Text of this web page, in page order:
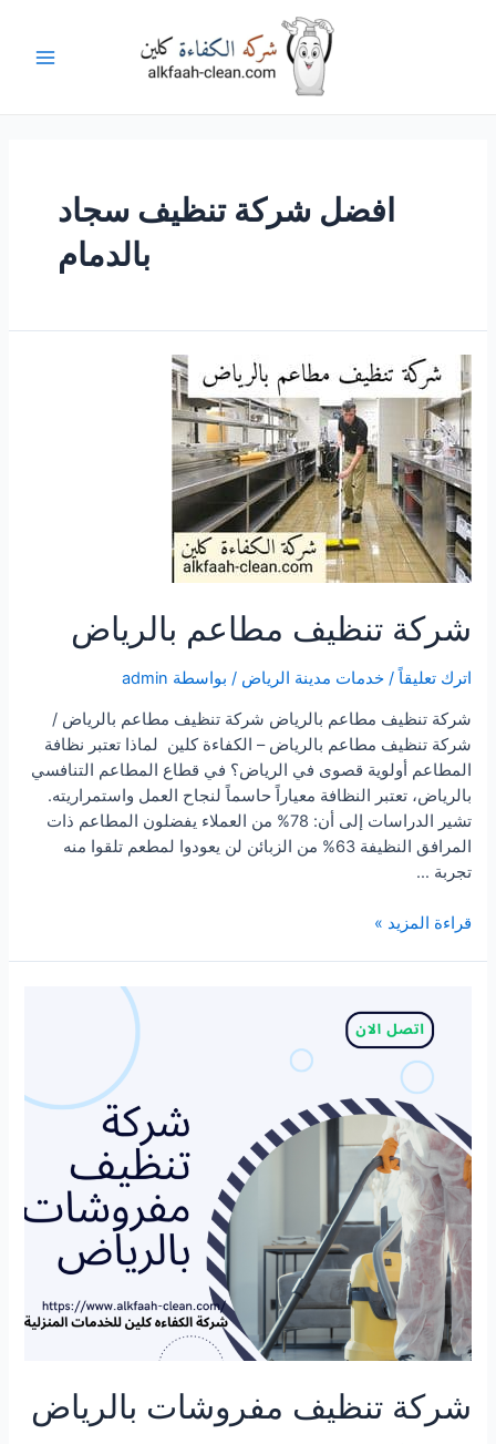
افضل شركة تنظيف سجاد
بالدمام
شركة تنظيف مطاعم بالرياض
اترك تعليقاً /خدمات مدينة الرياض / بواسطة admin
شركة تنظيف مطاعم بالرياض شركة تنظيف مطاعم بالرياض /
شركة تنظيف مطاعم بالرياض – الكفاءة كلين لماذا تعتبر نظافة
المطاعم أولوية قصوى في الرياض؟ في قطاع المطاعم التنافسي
بالرياض، تعتبر النظافة معياراً حاسماً لنجاح العمل واستمراريته.
تشير الدراسات إلى أن: 78% من العملاء يفضلون المطاعم ذات
المرافق النظيفة 63% من الزبائن لن يعودوا لمطعم تلقوا منه
تجربة …
شركة
قراءة المزيد »
شركة تنظيف مفروشات بالرياض